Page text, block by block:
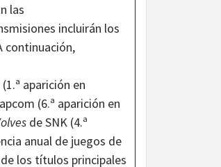
las
incluirán los
continuación,
aparición en
(6.ª aparición en
de SNK (4.ª
anual de juegos de
los títulos principales